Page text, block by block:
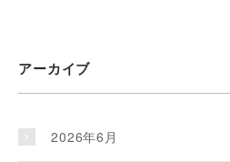
アーカイブ
2026年6月